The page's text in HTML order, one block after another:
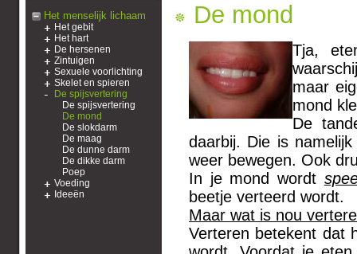
Het menselijk lichaam
Het gebit
Het hart
De hersenen
Zintuigen
Sexuele voorlichting
Skelet en spieren
De spijsvertering
De spijsvertering
De mond
De slokdarm
De maag
De dunne darm
De dikke darm
Poep
Voeding
Ideeën
De mond
Tja,
maar
mond
De
daarbij. Die is
weer bewegen. Ook
In je mond wordt
beetje verteerd wordt.
Maar wat is nou
Verteren betekent dat